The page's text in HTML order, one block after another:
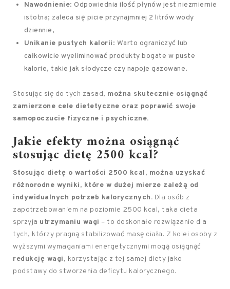
Nawodnienie: Odpowiednia ilość płynów jest niezmiernie
istotna; zaleca się picie przynajmniej 2 litrów wody
dziennie,
Unikanie pustych kalorii: Warto ograniczyć lub
całkowicie wyeliminować produkty bogate w puste
kalorie, takie jak słodycze czy napoje gazowane.
Stosując się do tych zasad, można skutecznie osiągnąć
zamierzone cele dietetyczne oraz poprawić swoje
samopoczucie fizyczne i psychiczne.
Jakie efekty można osiągnąć
stosując dietę 2500 kcal?
Stosując dietę o wartości 2500 kcal, można uzyskać
różnorodne wyniki, które w dużej mierze zależą od
indywidualnych potrzeb kalorycznych. Dla osób z
zapotrzebowaniem na poziomie 2500 kcal, taka dieta
sprzyja utrzymaniu wagi – to doskonałe rozwiązanie dla
tych, którzy pragną stabilizować masę ciała. Z kolei osoby z
wyższymi wymaganiami energetycznymi mogą osiągnąć
redukcję wagi, korzystając z tej samej diety jako
podstawy do stworzenia deficytu kalorycznego.